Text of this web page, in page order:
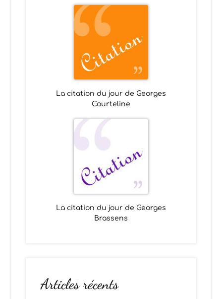
La citation du jour de Georges
Courteline
La citation du jour de Georges
Brassens
Articles récents